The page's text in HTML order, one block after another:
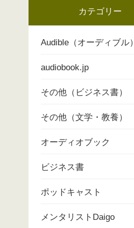
カテゴリー
Audible（オーディブル）
audiobook.jp
その他（ビジネス書）
その他（文学・教養）
オーディオブック
ビジネス書
ポッドキャスト
メンタリストDaigo